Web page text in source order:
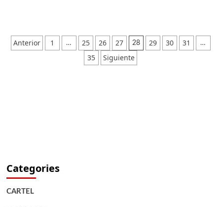
Anterior 1 … 25 26 27 28 29 30 31 …
35 Siguiente
Categories
CARTEL